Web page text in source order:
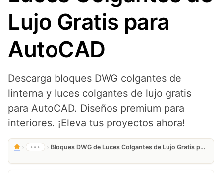
Lujo Gratis para
AutoCAD
Descarga bloques DWG colgantes de
linterna y luces colgantes de lujo gratis
para AutoCAD. Diseños premium para
interiores. ¡Eleva tus proyectos ahora!
› ••• › Bloques DWG de Luces Colgantes de Lujo Gratis para AutoCAD